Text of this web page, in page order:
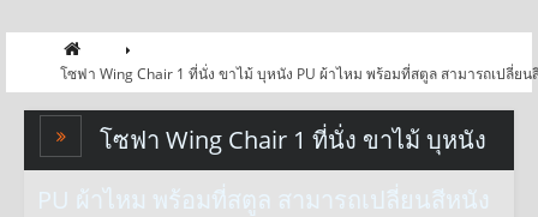
โซฟา Wing Chair 1 ที่นั่ง ขาไม้ บุหนัง PU ผ้าไหม พร้อมที่สตูล สามารถเปลี่ย
โซฟา Wing Chair 1 ที่นั่ง ขาไม้ บุหนัง
PU ผ้าไหม พร้อมที่สตูล สามารถเปลี่ยนสีหนัง